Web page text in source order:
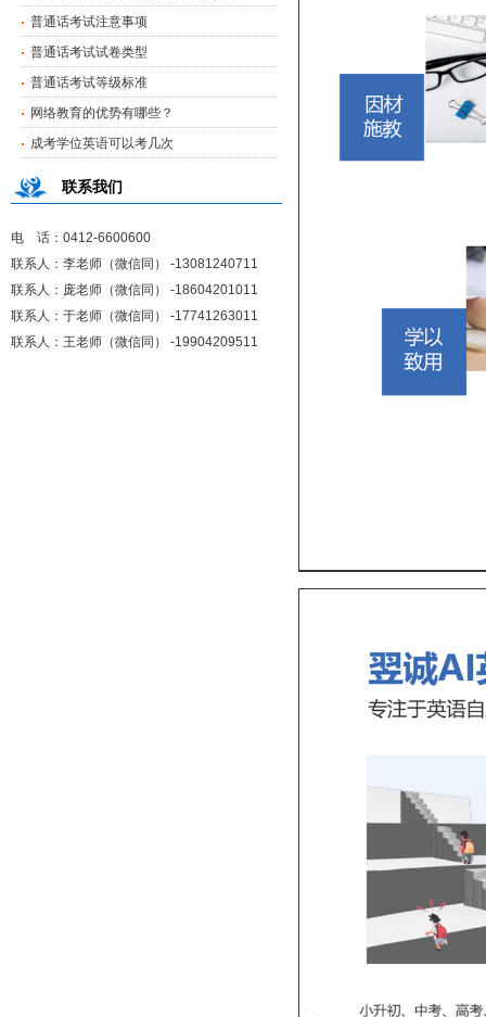
普通话考试等级标准
网络教育的优势有哪些？
成考学位英语可以考几次
中小学教师资格考试标准有什么作用
中小学教师资格考试的命题根据什么?
普通话考试试卷类型
普通话考试等级标准
联系我们
电 话：0412-6600600
联系人：李老师（微信同） -13081240711
联系人：庞老师（微信同） -18604201011
联系人：于老师（微信同） -17741263011
联系人：王老师（微信同） -19904209511